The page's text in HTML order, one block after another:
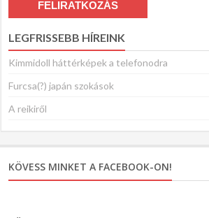
LEGFRISSEBB HÍREINK
Kimmidoll háttérképek a telefonodra
Furcsa(?) japán szokások
A reikiről
KÖVESS MINKET A FACEBOOK-ON!